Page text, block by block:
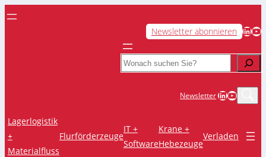
Newsletter abonnieren LinkedIn YouTube
Search
NewsletterLinkedIn
Lagerlogistik
+
Materialfluss
Flurförderzeuge
IT +
Software
Krane +
Hebezeuge
Verladen